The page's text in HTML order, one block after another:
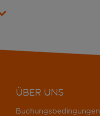
ÜBER UNS
Buchungsbedingungen